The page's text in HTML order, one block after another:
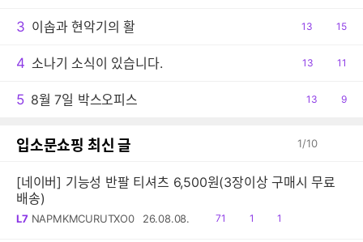
3 이솝과 현악기의 활
공
13
댓
15
4 소나기 소식이 있습니다.
공
13
댓
11
5 8월 7일 박스오피스
공
13
댓
9
입소문쇼핑 최신 글 1/10
[네이버] 기능성 반팔 티셔츠 6,500원(3장이상 구매시 무료
배송)
L7 NAPMKMCURUTXO0 26.08.08.
읽
71
공1
댓1